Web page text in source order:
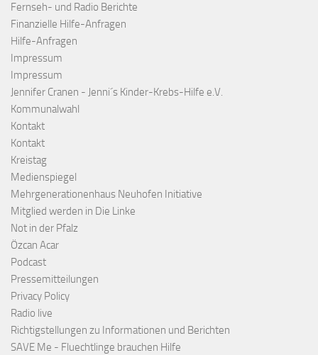
Fernseh- und Radio Berichte
Finanzielle Hilfe-Anfragen
Hilfe-Anfragen
Impressum
Impressum
Jennifer Cranen - Jenni´s Kinder-Krebs-Hilfe e.V.
Kommunalwahl
Kontakt
Kontakt
Kreistag
Medienspiegel
Mehrgenerationenhaus Neuhofen Initiative
Mitglied werden in Die Linke
Not in der Pfalz
Özcan Acar
Podcast
Pressemitteilungen
Privacy Policy
Radio live
Richtigstellungen zu Informationen und Berichten
SAVE Me - Fluechtlinge brauchen Hilfe